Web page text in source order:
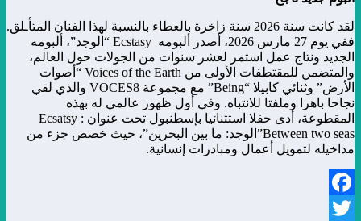
لقد كانت سنة 2026 سنة زاخرة بالعطاء بالنسبة لهذا الفنان المتأـلق.
ففي يوم 27 مارس 2026، أصدر ألبومه Ecstasy “الوجد”، ألبومه
الجديد ونتاج عمل استمر لعشر سنوات من الجولات حول العالم،
والمتضمن للمقتطفات الأولى من Voices of the Earth “أصوات
الأرض” وثنائي كابيلا “Being” مع مجموعة VOCES8 والذي لقي
نجاحا باهرا وملفتا للانتباه. وفي أول ظهور عالمي له بهذه
المقطوعة، أدى حفلا استثنائيا بإسطنبول تحت عنوان Ecsatsy :
Between two seas”الوجد: ما بين البحرين”، حيث خصص جزء من
مداخيله لتمويل أعمال ومبادرات إنسانية.
Facebook